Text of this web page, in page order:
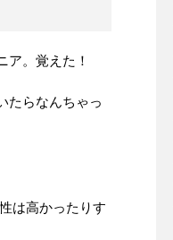
ア。覚えた！
たらなんちゃっ
は高かったりす